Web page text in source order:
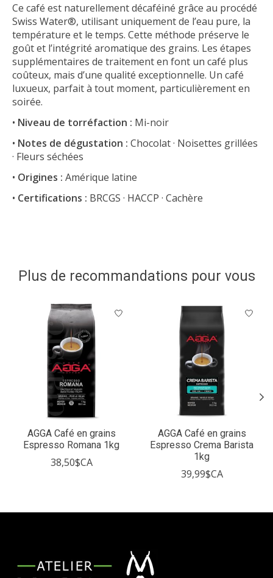
Ce café est naturellement décaféiné grâce au procédé
Swiss Water®, utilisant uniquement de l’eau pure, la
température et le temps. Cette méthode préserve le
goût et l’intégrité aromatique des grains. Les étapes
supplémentaires de traitement en font un café plus
coûteux, mais d’une qualité exceptionnelle. Un café
luxueux, parfait à tout moment, particulièrement en
soirée.
• Niveau de torréfaction : Mi-noir
• Notes de dégustation : Chocolat · Noisettes grillées
· Fleurs séchées
• Origines : Amérique latine
• Certifications : BRCGS · HACCP · Cachère
Plus de recommandations pour vous
Articles du carrousel de produits
AGGA Café en grains
Espresso Romana 1kg
38,50$CA
AGGA Café en grains
Espresso Crema Barista
1kg
39,99$CA